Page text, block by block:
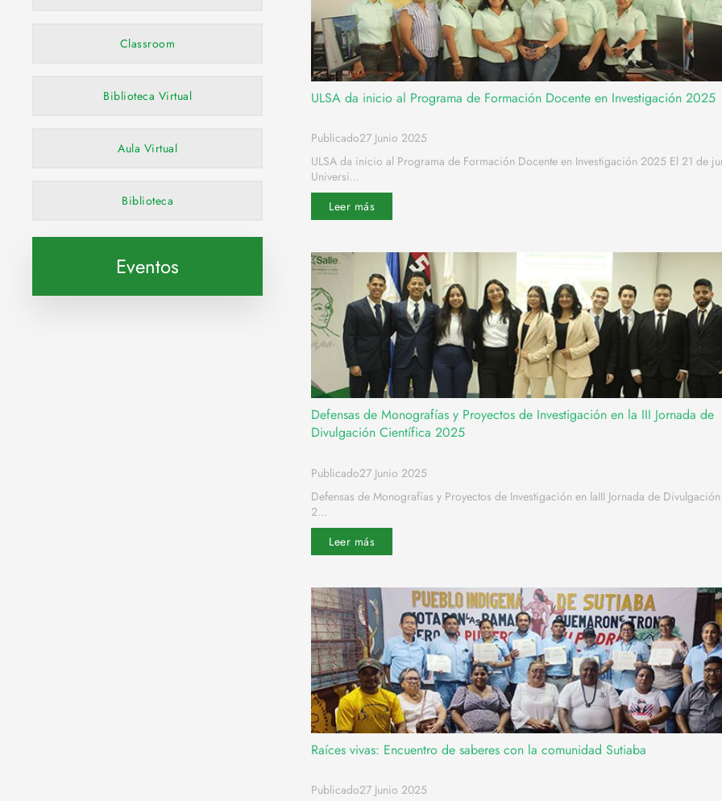
Classroom
Biblioteca Virtual
Aula Virtual
Biblioteca
Eventos
ULSA da inicio al Programa de Formación Docente en Investigación 2025
Publicado27 Junio 2025
ULSA da inicio al Programa de Formación Docente en Investigación 2025 El 21 de
Universi...
Leer más
Defensas de Monografías y Proyectos de Investigación en la III Jornada de
Divulgación Científica 2025
Publicado27 Junio 2025
Defensas de Monografías y Proyectos de Investigación en laIII Jornada de
2...
Leer más
Raíces vivas: Encuentro de saberes con la comunidad Sutiaba
Publicado27 Junio 2025